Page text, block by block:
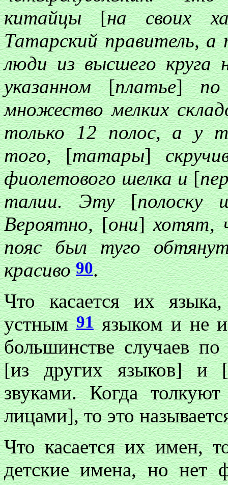
китайцы[на своих
Татарский правитель,
люди из высшего круга
указанном[платье]по
множество мелких
только 12 полос, а у
того,[татары]
фиолетового шелка и[
талии. Эту[полоску
Вероятно,[они]хотят,
пояс был туго
красиво90.
Что касается их
устным91языком и не
большинстве случаев
[из других языков] и
звуками. Когда
лицами], то это
Что касается их имен,
детские имена, но